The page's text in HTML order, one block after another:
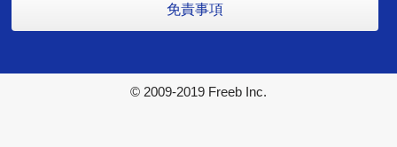
免責事項
© 2009-2019 Freeb Inc.